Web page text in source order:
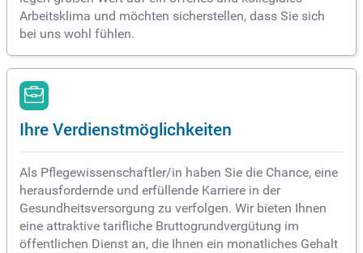
Arbeitsklima und möchten sicherstellen, dass Sie sich
bei uns wohl fühlen.
Ihre Verdienstmöglichkeiten
Als Pflegewissenschaftler/in haben Sie die Chance, eine
herausfordernde und erfüllende Karriere in der
Gesundheitsversorgung zu verfolgen. Wir bieten Ihnen
eine attraktive tarifliche Bruttogrundvergütung im
öffentlichen Dienst an, die Ihnen ein monatliches Gehalt